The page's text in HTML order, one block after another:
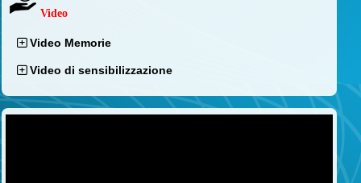
Video
Video Memorie
Video di sensibilizzazione